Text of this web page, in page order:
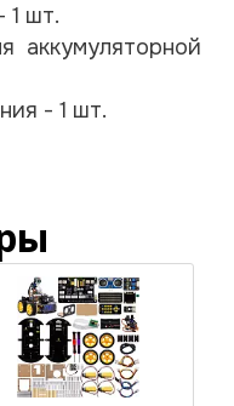
1 шт.
аккумуляторной
- 1 шт.